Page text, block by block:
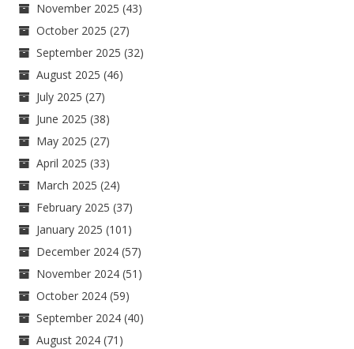
November 2025 (43)
October 2025 (27)
September 2025 (32)
August 2025 (46)
July 2025 (27)
June 2025 (38)
May 2025 (27)
April 2025 (33)
March 2025 (24)
February 2025 (37)
January 2025 (101)
December 2024 (57)
November 2024 (51)
October 2024 (59)
September 2024 (40)
August 2024 (71)